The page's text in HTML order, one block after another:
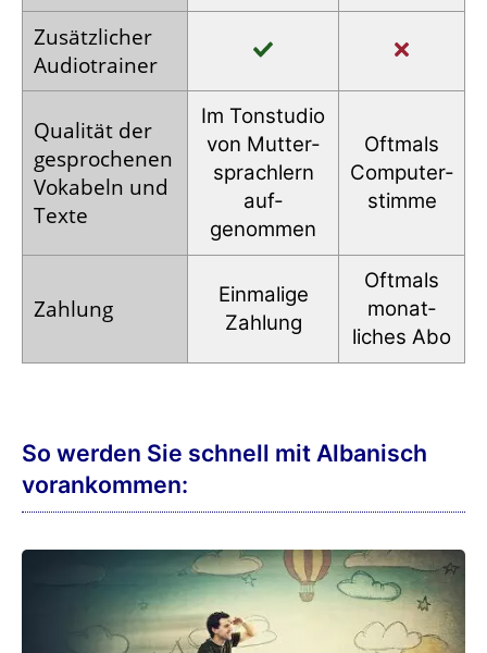
Zusätz­licher
Audio­trainer
Qualität der
gesprochenen
Vokabeln und
Texte
Im Tonstudio
von Mutter­
sprachlern
auf­
genommen
Oftmals
Computer­
stimme
Zahlung
Einmalige
Zahlung
Oftmals
monat­
liches Abo
So werden Sie schnell mit Albanisch
vorankommen: